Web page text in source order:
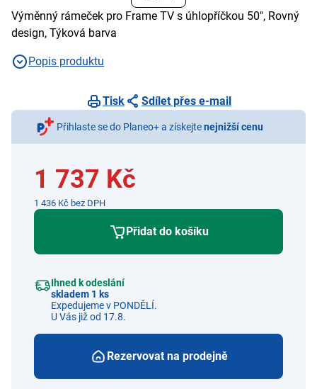
Výměnný rámeček pro Frame TV s úhlopříčkou 50", Rovný
design, Týková barva
Popis produktu
Tisk Sdílet přes e-mail
Přihlaste se do Planeo+ a získejtenejnižší cenu
1 737 Kč
1 436 Kč bez DPH
Přidat do košíku
Ihned k odeslání
skladem 1 ks
Expedujeme v PONDĚLÍ.
U Vás již od 17.8.
Rezervovat na prodejně